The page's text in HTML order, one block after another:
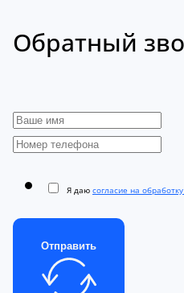
Обратный
Я даю согласие на
Отправить